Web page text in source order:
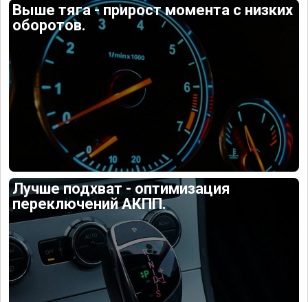
Выше тяга - прирост момента с низких
оборотов.
Лучше подхват - оптимизация
переключений АКПП.